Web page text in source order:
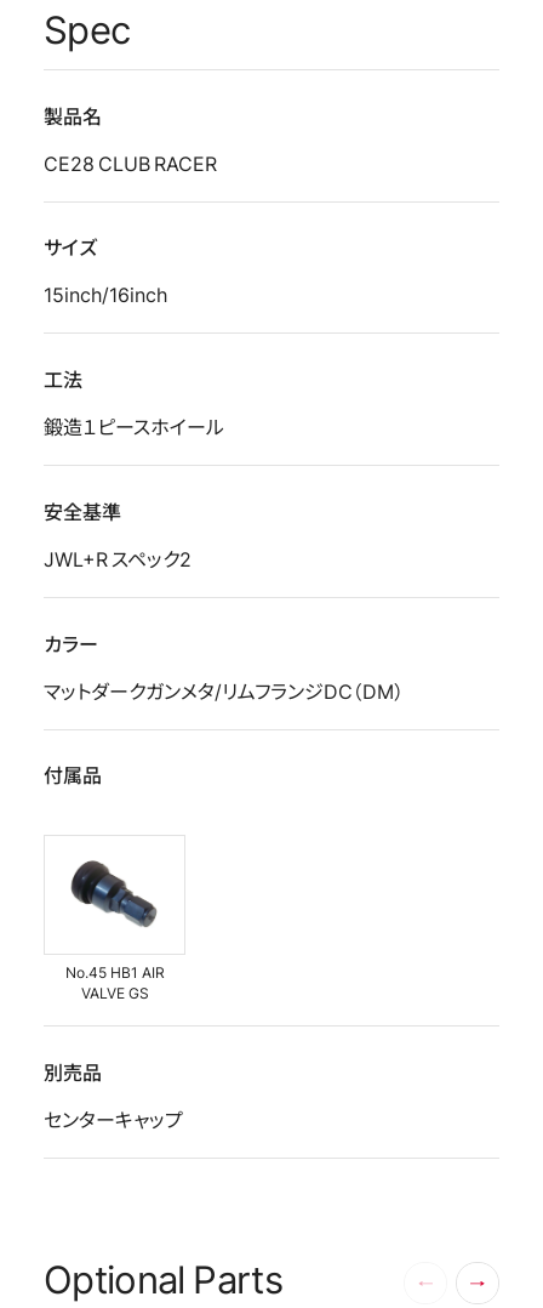
Spec
製品名
CE28 CLUB RACER
サイズ
15inch/16inch
工法
鍛造１ピースホイール
安全基準
JWL+R スペック2
カラー
マットダークガンメタ/リムフランジDC（DM）
付属品
No.45 HB1 AIR
VALVE GS
別売品
センターキャップ
Optional Parts